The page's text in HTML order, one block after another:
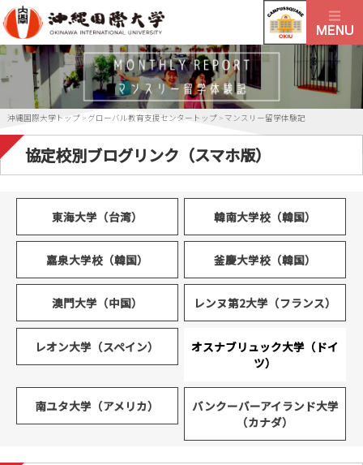
沖縄国際大学トップ > グローバル教育支援センタートップ > マンスリー留学体験記
協定校別ブログリンク（スマホ版）
東海大学（台湾） 韓南大学校（韓国）
嘉泉大学校（韓国） 釜慶大学校（韓国）
澳門大学（中国） レンヌ第2大学（フランス）
レオン大学（スペイン）
オスナブリュック大学（ドイ
ツ）
南ユタ大学（アメリカ）
バンクーバーアイランド大学
（カナダ）